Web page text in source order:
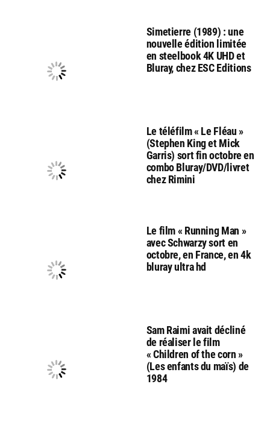
Simetierre (1989) : une
nouvelle édition limitée
en steelbook 4K UHD et
Bluray, chez ESC Editions
Le téléfilm « Le Fléau »
(Stephen King et Mick
Garris) sort fin octobre en
combo Bluray/DVD/livret
chez Rimini
Le film « Running Man »
avec Schwarzy sort en
octobre, en France, en 4k
bluray ultra hd
Sam Raimi avait décliné
de réaliser le film
« Children of the corn »
(Les enfants du maïs) de
1984